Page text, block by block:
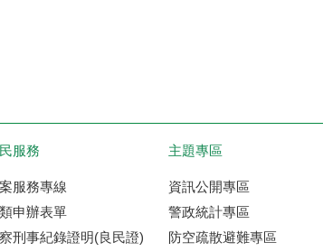
服務
服務專線
申辦表單
刑事紀錄證明(良民證)
主題專區
資訊公開專區
警政統計專區
防空疏散避難專區